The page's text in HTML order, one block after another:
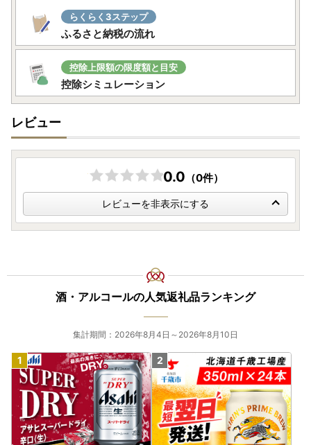
らくらく3ステップ
ふるさと納税の流れ
控除上限額の限度額と目安
控除シミュレーション
レビュー
0.0 （0件）
レビューを非表示にする
酒・アルコールの人気返礼品ランキング
集計期間：2026年8月4日～2026年8月10日